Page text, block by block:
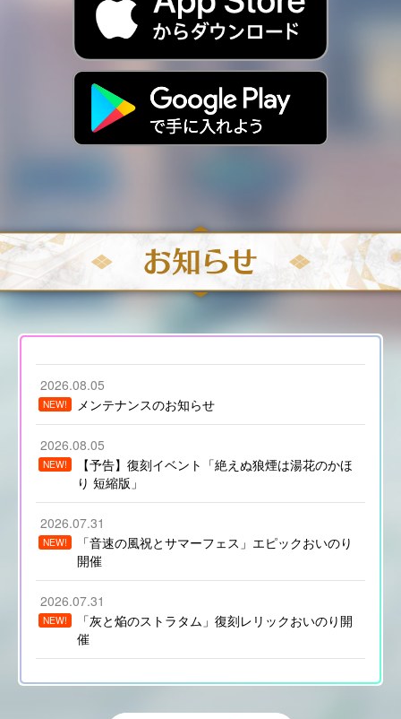
2026.08.05
NEW! メンテナンスのお知らせ
2026.08.05
NEW!
【予告】復刻イベント「絶えぬ狼煙は湯花のかほ
り 短縮版」
2026.07.31
NEW!
「音速の風祝とサマーフェス」エピックおいのり
開催
2026.07.31
NEW!
「灰と焔のストラタム」復刻レリックおいのり開
催